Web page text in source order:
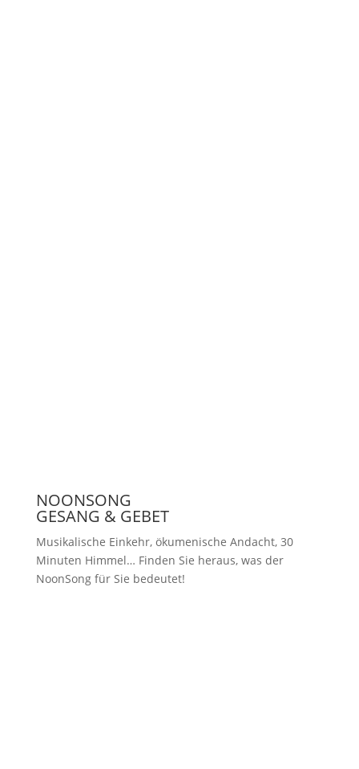
NOONSONG
GESANG & GEBET
Musikalische Einkehr, ökumenische Andacht, 30
Minuten Himmel… Finden Sie heraus, was der
NoonSong für Sie bedeutet!